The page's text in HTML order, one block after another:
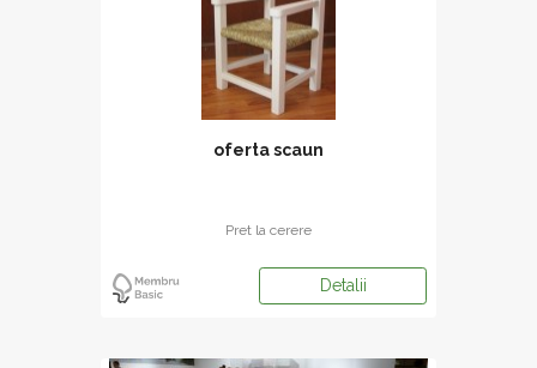
oferta scaun
Pret la cerere
Detalii